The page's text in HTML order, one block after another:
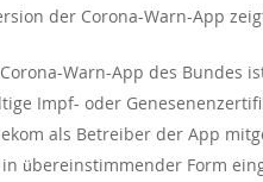
der Corona-Warn-App
Warn-App des Bundes
Impf- oder
als Betreiber der App
übereinstimmender Form